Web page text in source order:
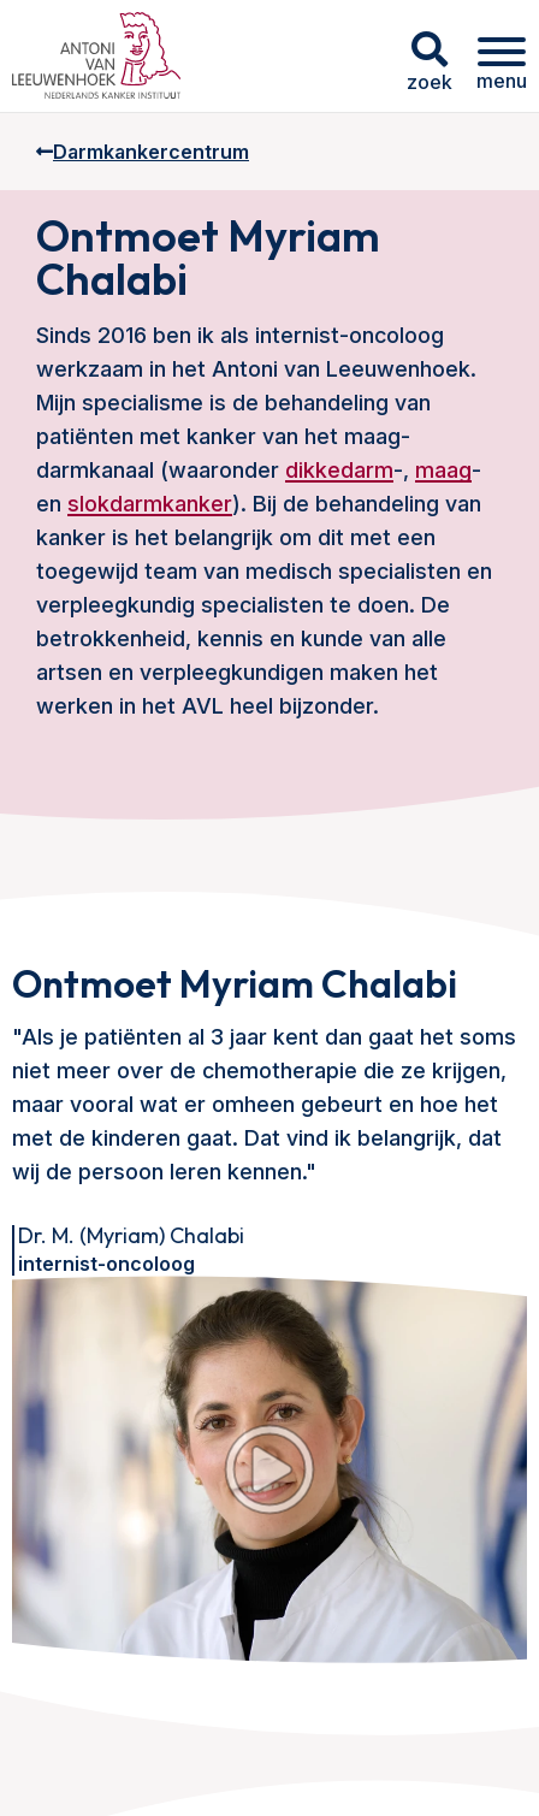
zoek menu
Darmkankercentrum
Ontmoet Myriam
Chalabi
Sinds 2016 ben ik als internist-oncoloog
werkzaam in het Antoni van Leeuwenhoek.
Mijn specialisme is de behandeling van
patiënten met kanker van het maag-
darmkanaal (waaronder dikkedarm-, maag-
en slokdarmkanker). Bij de behandeling van
kanker is het belangrijk om dit met een
toegewijd team van medisch specialisten en
verpleegkundig specialisten te doen. De
betrokkenheid, kennis en kunde van alle
artsen en verpleegkundigen maken het
werken in het AVL heel bijzonder.
Ontmoet Myriam Chalabi
"Als je patiënten al 3 jaar kent dan gaat het soms
niet meer over de chemotherapie die ze krijgen,
maar vooral wat er omheen gebeurt en hoe het
met de kinderen gaat. Dat vind ik belangrijk, dat
wij de persoon leren kennen."
Dr. M. (Myriam) Chalabi
internist-oncoloog